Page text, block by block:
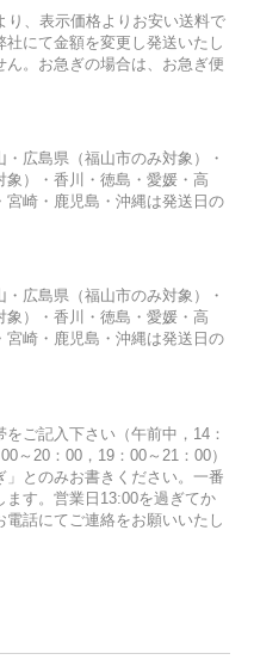
り、表示価格よりお安い送料で
にて金額を変更し発送いたし
ん。お急ぎの場合は、お急ぎ便
広島県（福山市のみ対象）・
）・香川・徳島・愛媛・高
崎・鹿児島・沖縄は発送日の
広島県（福山市のみ対象）・
）・香川・徳島・愛媛・高
崎・鹿児島・沖縄は発送日の
ご記入下さい（午前中，14：
～20：00，19：00～21：00）
とのみお書きください。一番
す。営業日13:00を過ぎてか
話にてご連絡をお願いいたし